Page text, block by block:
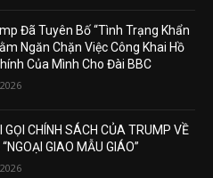
Đã Tuyên Bố “Tình Trạng Khẩn
Ngăn Chặn Việc Công Khai Hồ
Của Mình Cho Đài BBC
GỌI CHÍNH SÁCH CỦA TRUMP VỀ
GIAO MẪU GIÁO”